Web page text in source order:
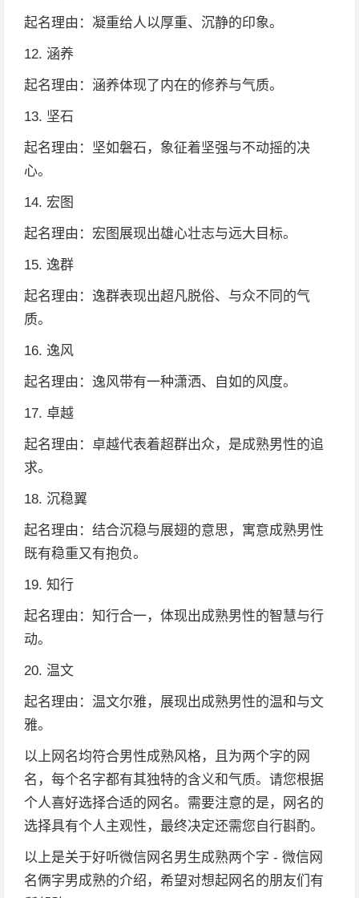
起名理由：凝重给人以厚重、沉静的印象。
12. 涵养
起名理由：涵养体现了内在的修养与气质。
13. 坚石
起名理由：坚如磐石，象征着坚强与不动摇的决
心。
14. 宏图
起名理由：宏图展现出雄心壮志与远大目标。
15. 逸群
起名理由：逸群表现出超凡脱俗、与众不同的气
质。
16. 逸风
起名理由：逸风带有一种潇洒、自如的风度。
17. 卓越
起名理由：卓越代表着超群出众，是成熟男性的追
求。
18. 沉稳翼
起名理由：结合沉稳与展翅的意思，寓意成熟男性
既有稳重又有抱负。
19. 知行
起名理由：知行合一，体现出成熟男性的智慧与行
动。
20. 温文
起名理由：温文尔雅，展现出成熟男性的温和与文
雅。
以上网名均符合男性成熟风格，且为两个字的网
名，每个名字都有其独特的含义和气质。请您根据
个人喜好选择合适的网名。需要注意的是，网名的
选择具有个人主观性，最终决定还需您自行斟酌。
以上是关于好听微信网名男生成熟两个字 - 微信网
名俩字男成熟的介绍，希望对想起网名的朋友们有